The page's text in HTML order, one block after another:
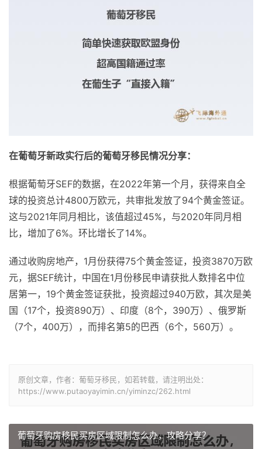
在葡萄牙新政实行后的葡萄牙移民情况分享：
根据葡萄牙SEF的数据，在2022年第一个月，获得来自全
球的投资总计4800万欧元，共审批发放了94个黄金签证。
这与2021年同月相比，该值超过45%，与2020年同月相
比，增加了6%。环比增长了14%。
通过收购房地产，1月份获得75个黄金签证，投资3870万欧
元，据SEF统计，中国在1月份移民申请获批人数排名中位
居第一，19个黄金签证获批，投资超过940万欧，其次是美
国（17个，投资890万）、印度（8个，390万）、俄罗斯
（7个，400万），而排名第5的巴西（6个，560万）。
原创文章，作者：葡萄牙移民，如若转载，请注明出处：
https://www.putaoyayimin.cn/yiminzc/262.html
葡萄牙购房移民买房区域限制怎么办，攻略分享？